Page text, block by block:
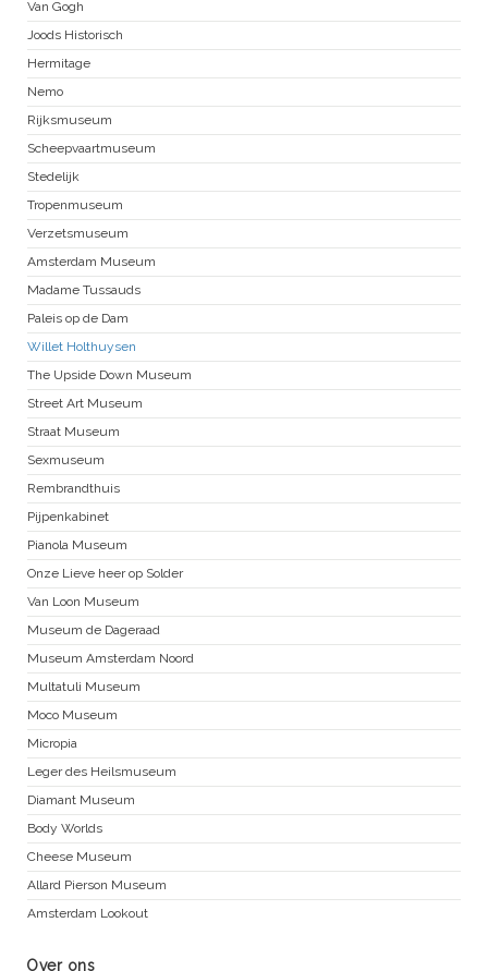
Van Gogh
Joods Historisch
Hermitage
Nemo
Rijksmuseum
Scheepvaartmuseum
Stedelijk
Tropenmuseum
Verzetsmuseum
Amsterdam Museum
Madame Tussauds
Paleis op de Dam
Willet Holthuysen
The Upside Down Museum
Street Art Museum
Straat Museum
Sexmuseum
Rembrandthuis
Pijpenkabinet
Pianola Museum
Onze Lieve heer op Solder
Van Loon Museum
Museum de Dageraad
Museum Amsterdam Noord
Multatuli Museum
Moco Museum
Micropia
Leger des Heilsmuseum
Diamant Museum
Body Worlds
Cheese Museum
Allard Pierson Museum
Amsterdam Lookout
Over ons